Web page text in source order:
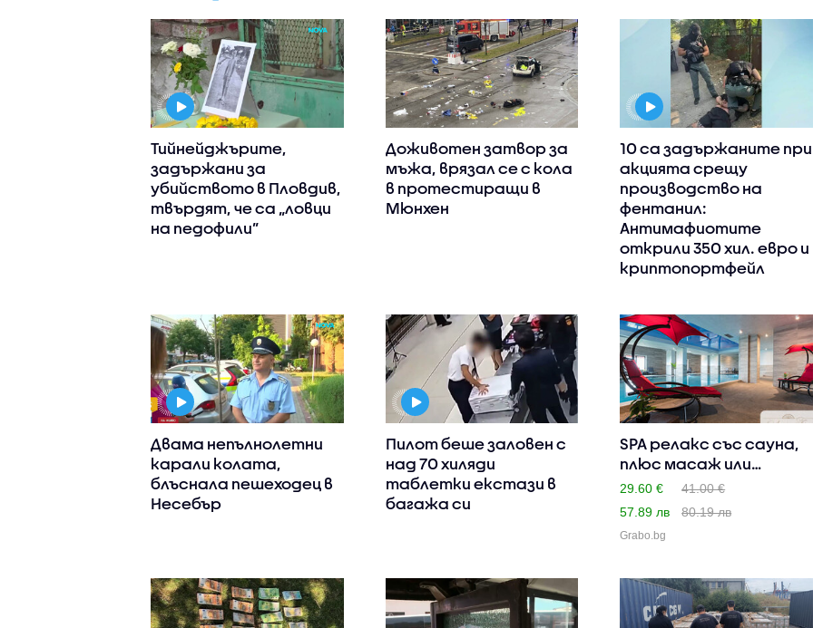
Тийнейджърите,
задържани за
убийството в Пловдив,
твърдят, че са „ловци
на педофили”
Доживотен затвор за
мъжа, врязал се с кола
в протестиращи в
Мюнхен
10 са задържаните при
акцията срещу
производство на
фентанил:
Антимафиотите
открили 350 хил. евро и
криптопортфейл
Двама непълнолетни
карали колата,
блъснала пешеходец в
Несебър
Пилот беше заловен с
над 70 хиляди
таблетки екстази в
багажа си
SPA релакс със сауна,
плюс масаж или
терапия..
29.60 €
41.00 €
57.89 лв
80.19 лв
Grabo.bg